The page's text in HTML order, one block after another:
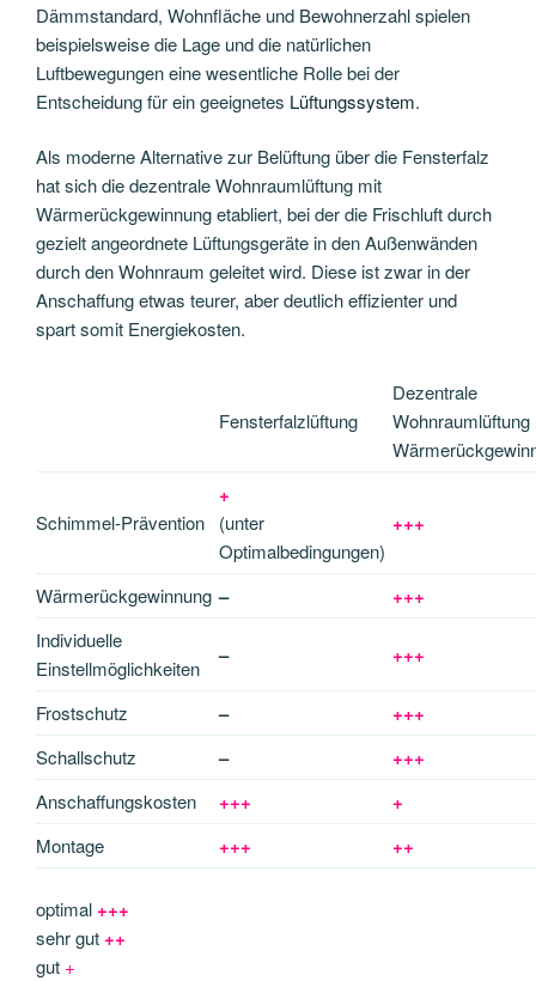
Dämmstandard, Wohnfläche und Bewohnerzahl spielen
beispielsweise die Lage und die natürlichen
Luftbewegungen eine wesentliche Rolle bei der
Entscheidung für ein geeignetes Lüftungssystem.
Als moderne Alternative zur Belüftung über die Fensterfalz
hat sich die dezentrale Wohnraumlüftung mit
Wärmerückgewinnung etabliert, bei der die Frischluft durch
gezielt angeordnete Lüftungsgeräte in den Außenwänden
durch den Wohnraum geleitet wird. Diese ist zwar in der
Anschaffung etwas teurer, aber deutlich effizienter und
spart somit Energiekosten.
Fensterfalzlüftung
Dezentrale
Wohnraumlüftung
Schimmel-Prävention
+
(unter
Optimalbedingungen)
+++
Wärmerückgewinnung – +++
Individuelle
Einstellmöglichkeiten
– +++
Frostschutz – +++
Schallschutz – +++
Anschaffungskosten +++ +
Montage +++ ++
optimal+++
sehr gut++
gut +